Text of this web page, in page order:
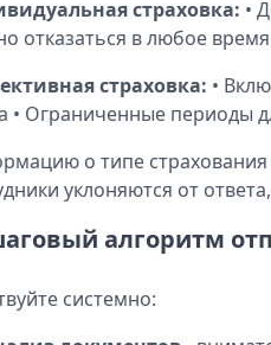
страховка: •
отказаться в любое
страховка: •
• Ограниченные периоды
о типе
уклоняются от
алгоритм
системно: